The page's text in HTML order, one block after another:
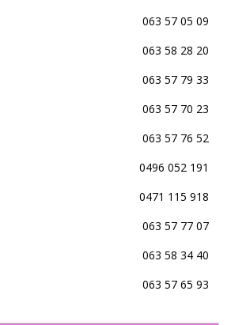
063 57 05 09
063 58 28 20
063 57 79 33
063 57 70 23
063 57 76 52
0496 052 191
0471 115 918
063 57 77 07
063 58 34 40
063 57 65 93